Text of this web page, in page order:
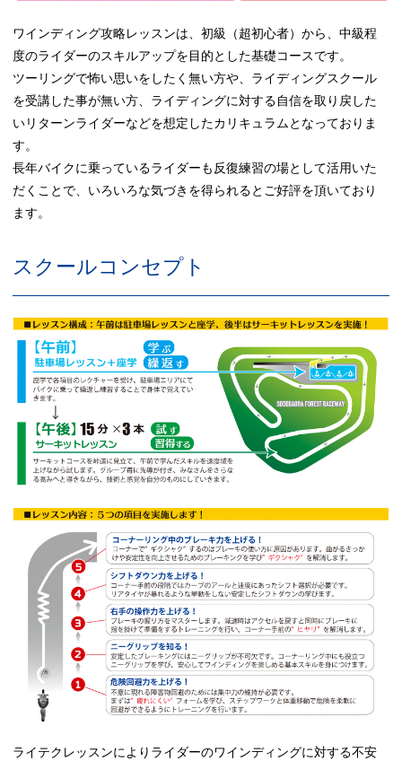
ワインディング攻略レッスンは、初級（超初心者）から、中級程
度のライダーのスキルアップを目的とした基礎コースです。
ツーリングで怖い思いをしたく無い方や、ライディングスクール
を受講した事が無い方、ライディングに対する自信を取り戻した
いリターンライダーなどを想定したカリキュラムとなっておりま
す。
長年バイクに乗っているライダーも反復練習の場として活用いた
だくことで、いろいろな気づきを得られるとご好評を頂いており
ます。
スクールコンセプト
ライテクレッスンによりライダーのワインディングに対する不安